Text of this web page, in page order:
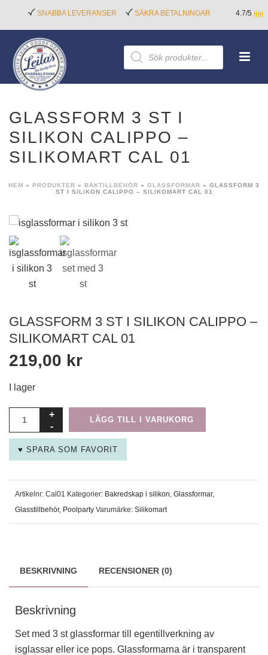
SNABBA LEVERANSER SÄKRA BETALNINGAR 4.7/5
Produktsökning
GLASSFORM 3 ST I
SILIKON CALIPPO –
SILIKOMART CAL 01
HEM » PRODUKTER » BAKTILLBEHÖR » GLASSFORMAR » GLASSFORM 3
ST I SILIKON CALIPPO – SILIKOMART CAL 01
GLASSFORM 3 ST I SILIKON CALIPPO –
SILIKOMART CAL 01
219,00 kr
I lager
LÄGG TILL I VARUKORG
♥ SPARA SOM FAVORIT
Artikelnr: Cal01 Kategorier: Bakredskap i silikon, Glassformar,
Glasstillbehör, Poolparty Varumärke: Silikomart
BESKRIVNING RECENSIONER (0)
Beskrivning
Set med 3 st glassformar till egentillverkning av
isglassar eller ice pops. Glassformarna är i transparent
Dessa
inte att välja
bort. De
behövs för att
hemsidan
ska fungera.
Statistik
kunna
förbättra
uppbyggnad,
hur
används.
Upplevelse